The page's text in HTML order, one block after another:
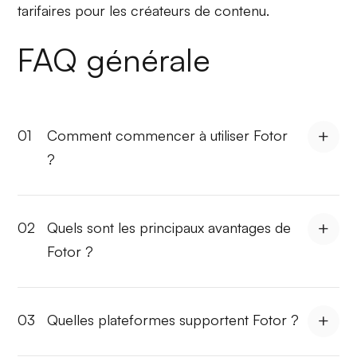
tarifaires pour lescréateurs de contenu.
FAQ générale
01
Comment commencer à utiliser Fotor
?
02
Quels sont les principaux avantages de
Fotor ?
03 Quelles plateformes supportent Fotor ?